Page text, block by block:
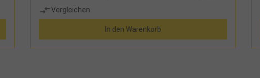
feingesägtHinweis: Güte 1 und 000 auf Anfrage lieferbar
Lieferumfang: Messplatte und Stahlkugeleinsätze
Vergleichen
In den Warenkorb